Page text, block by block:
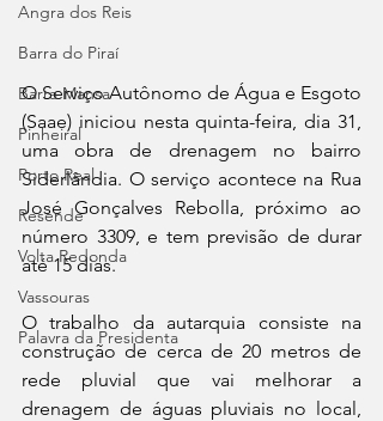
Angra dos Reis
Barra do Piraí
Barra Mansa
Pinheiral
Porto Real
Resende
Volta Redonda
Vassouras
Palavra da Presidenta
O Serviço Autônomo de Água e Esgoto
(Saae) iniciou nesta quinta-feira, dia 31,
uma obra de drenagem no bairro
Siderlândia. O serviço acontece na Rua
José Gonçalves Rebolla, próximo ao
número 3309, e tem previsão de durar
até 15 dias.
O trabalho da autarquia consiste na
construção de cerca de 20 metros de
rede pluvial que vai melhorar a
drenagem de águas pluviais no local,